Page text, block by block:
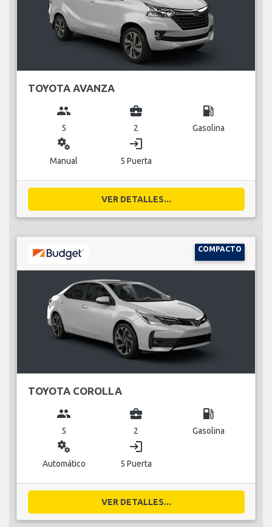
TOYOTA AVANZA
group
5
business_center
2
local_gas_station
Gasolina
miscellaneous_services
Manual
login
5 Puerta
VER DETALLES...
COMPACTO
TOYOTA COROLLA
group
5
business_center
2
local_gas_station
Gasolina
miscellaneous_services
Automático
login
5 Puerta
VER DETALLES...